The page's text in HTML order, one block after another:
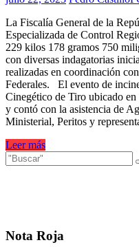
La Fiscalía General de la
Especializada de Control
229 kilos 178 gramos 750
con diversas indagatorias
realizadas en coordinación
Federales. El evento de
Cinegético de Tiro ubicado
y contó con la asistencia de
Ministerial, Peritos y
Leer más
Nota Roja